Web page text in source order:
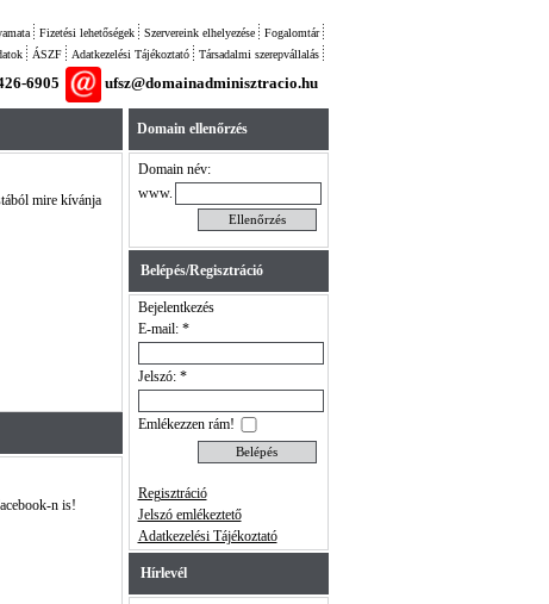
Fogalomtár
Szervereink elhelyezése
Fizetési lehetőségek
Társadalmi szerepvállalás
Adatkezelési Tájékoztató
ÁSZF
6905 ufsz@domainadminisztracio.hu
mire kívánja
n is!
Domain ellenőrzés
Domain név:
www.
Belépés/Regisztráció
Bejelentkezés
E-mail: *
Jelszó: *
Emlékezzen rám!
Regisztráció
Jelszó emlékeztető
Adatkezelési Tájékoztató
Hírlevél